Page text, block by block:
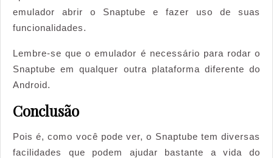
emulador abrir o Snaptube e fazer uso de suas
funcionalidades.
Lembre-se que o emulador é necessário para rodar o
Snaptube em qualquer outra plataforma diferente do
Android.
Conclusão
Pois é, como você pode ver, o Snaptube tem diversas
facilidades que podem ajudar bastante a vida do